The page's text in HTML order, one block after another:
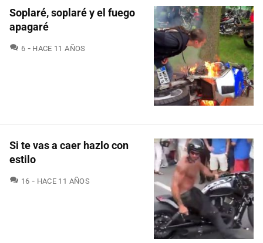
Soplaré, soplaré y el fuego
apagaré
6 COMENTARIOS
HACE 11 AÑOS
Si te vas a caer hazlo con
estilo
16 COMENTARIOS
HACE 11 AÑOS